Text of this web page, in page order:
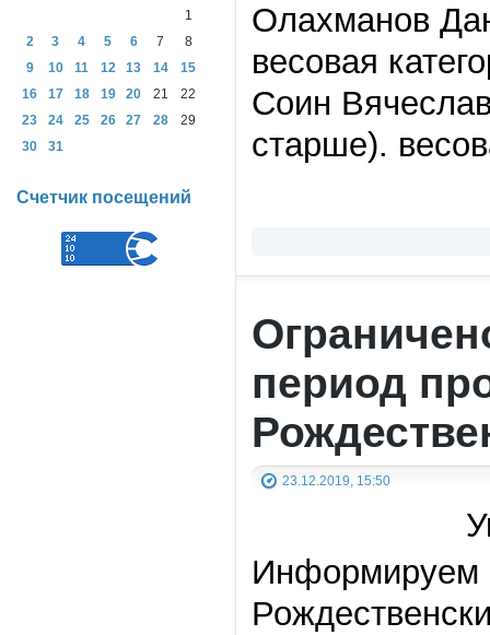
Олахманов
весовая
Соин
старше).
период
23.12.2019, 15:50
Информируем
1
2
3 4 5 6 7
8
9
10 11 12 13 14
15
16
17 18 19 20 21
22
23
24 25 26 27 28
29
30
31
Счетчик посещений